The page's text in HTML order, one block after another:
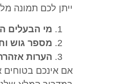
ייתן לכם תמונה
מי הבעלים
מספר גוש
הערות
אם אינכם בטוחים